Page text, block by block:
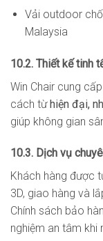
Vải outdoor
Malaysia
10.2. Thiết kế tinh
Win Chair cung
cách từhiện đại,
giúp không gian
10.3. Dịch vụ
Khách hàng được
3D, giao hàng và
Chính sách bảo
nghiệm an tâm khi